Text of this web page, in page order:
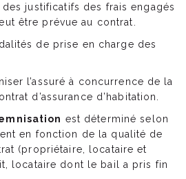
des justificatifs des frais engagés
être prévue au contrat.
de prise en charge des
l’assuré à concurrence de la
d’assurance d’habitation.
est déterminé selon
en fonction de la qualité de
(propriétaire, locataire et
locataire dont le bail a pris fin